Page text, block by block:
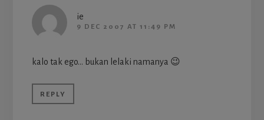
ie
9 DEC 2007 AT 11:49 PM
kalo tak ego… bukan lelaki namanya 😉
REPLY